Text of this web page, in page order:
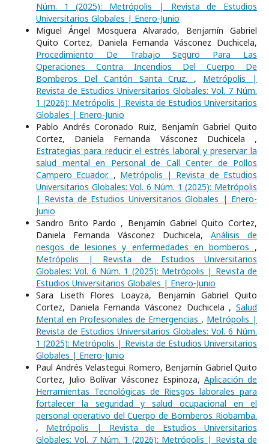
Núm. 1 (2025): Metrópolis | Revista de Estudios
Universitarios Globales | Enero-Junio
Miguel Ángel Mosquera Alvarado, Benjamín Gabriel
Quito Cortez, Daniela Fernanda Vásconez Duchicela,
Procedimiento De Trabajo Seguro Para Las
Operaciones Contra Incendios Del Cuerpo De
Bomberos Del Cantón Santa Cruz. , Metrópolis |
Revista de Estudios Universitarios Globales: Vol. 7 Núm.
1 (2026): Metrópolis | Revista de Estudios Universitarios
Globales | Enero-Junio
Pablo Andrés Coronado Ruiz, Benjamín Gabriel Quito
Cortez, Daniela Fernanda Vásconez Duchicela ,
Estrategias para reducir el estrés laboral y preservar la
salud mental en Personal de Call Center de Pollos
Campero Ecuador. , Metrópolis | Revista de Estudios
Universitarios Globales: Vol. 6 Núm. 1 (2025): Metrópolis
| Revista de Estudios Universitarios Globales | Enero-
Junio
Sandro Brito Pardo , Benjamín Gabriel Quito Cortez,
Daniela Fernanda Vásconez Duchicela, Análisis de
riesgos de lesiones y enfermedades en bomberos ,
Metrópolis | Revista de Estudios Universitarios
Globales: Vol. 6 Núm. 1 (2025): Metrópolis | Revista de
Estudios Universitarios Globales | Enero-Junio
Sara Liseth Flores Loayza, Benjamín Gabriel Quito
Cortez, Daniela Fernanda Vásconez Duchicela , Salud
Mental en Profesionales de Emergencias , Metrópolis |
Revista de Estudios Universitarios Globales: Vol. 6 Núm.
1 (2025): Metrópolis | Revista de Estudios Universitarios
Globales | Enero-Junio
Paul Andrés Velastegui Romero, Benjamín Gabriel Quito
Cortez, Julio Bolívar Vásconez Espinoza, Aplicación de
Herramientas Tecnológicas de Riesgos laborales para
fortalecer la seguridad y salud ocupacional en el
personal operativo del Cuerpo de Bomberos Riobamba.
, Metrópolis | Revista de Estudios Universitarios
Globales: Vol. 7 Núm. 1 (2026): Metrópolis | Revista de